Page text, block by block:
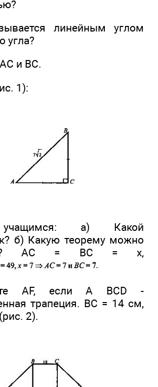
линейным углом
угла?
и ВС.
1):
а) Какой
б) Какую теорему можно
АС = ВС = х,
AF, если A BCD -
трапеция. ВС = 14 см,
2).